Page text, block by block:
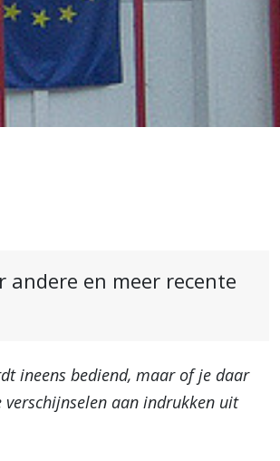
andere en meer recente
ineens bediend, maar of je daar
aan indrukken uit